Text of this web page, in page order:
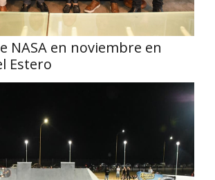
NASA en noviembre en
Estero